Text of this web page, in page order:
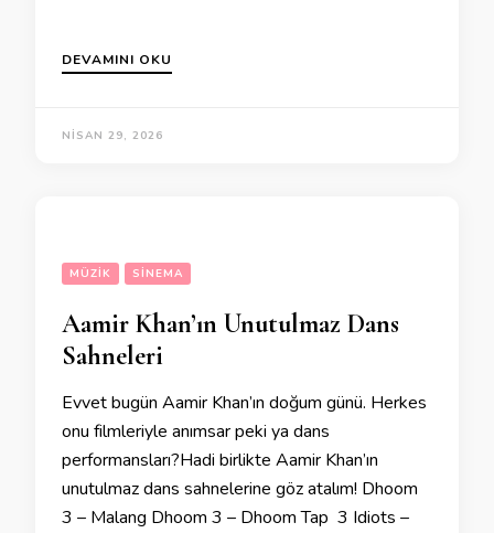
DEVAMINI OKU
NISAN 29, 2026
MÜZIK SINEMA
Aamir Khan’ın Unutulmaz Dans
Sahneleri
Evvet bugün Aamir Khan’ın doğum günü. Herkes
onu filmleriyle anımsar peki ya dans
performansları?Hadi birlikte Aamir Khan’ın
unutulmaz dans sahnelerine göz atalım! Dhoom
3 – Malang Dhoom 3 – Dhoom Tap 3 Idiots –